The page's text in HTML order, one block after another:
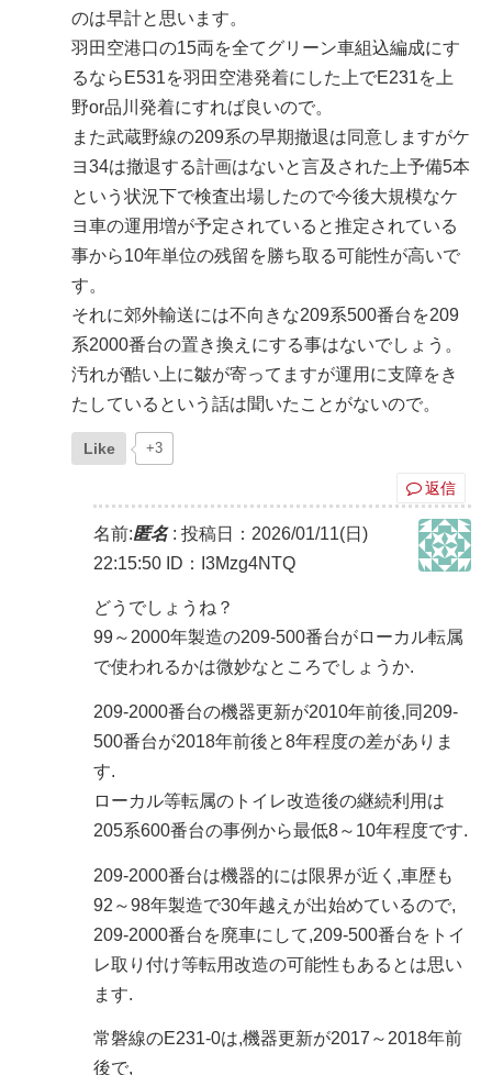
のは早計と思います。
羽田空港口の15両を全てグリーン車組込編成にす
るならE531を羽田空港発着にした上でE231を上
野or品川発着にすれば良いので。
また武蔵野線の209系の早期撤退は同意しますがケ
ヨ34は撤退する計画はないと言及された上予備5本
という状況下で検査出場したので今後大規模なケ
ヨ車の運用増が予定されていると推定されている
事から10年単位の残留を勝ち取る可能性が高いで
す。
それに郊外輸送には不向きな209系500番台を209
系2000番台の置き換えにする事はないでしょう。
汚れが酷い上に皺が寄ってますが運用に支障をき
たしているという話は聞いたことがないので。
Like +3
返信
名前:匿名: 投稿日：2026/01/11(日)
22:15:50 ID：I3Mzg4NTQ
どうでしょうね？
99～2000年製造の209-500番台がローカル転属
で使われるかは微妙なところでしょうか.
209-2000番台の機器更新が2010年前後,同209-
500番台が2018年前後と8年程度の差がありま
す.
ローカル等転属のトイレ改造後の継続利用は
205系600番台の事例から最低8～10年程度です.
209-2000番台は機器的には限界が近く,車歴も
92～98年製造で30年越えが出始めているので,
209-2000番台を廃車にして,209-500番台をトイ
レ取り付け等転用改造の可能性もあるとは思い
ます.
常磐線のE231-0は,機器更新が2017～2018年前
後で,